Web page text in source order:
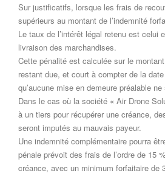
Sur justificatifs, lorsque les frais de
supérieurs au montant de l’indemnité
Le taux de l’intérêt légal retenu est celui
livraison des marchandises.
Cette pénalité est calculée sur le
restant due, et court à compter de la
qu’aucune mise en demeure préalable
Dans le cas où la société « Air Drone
à un tiers pour récupérer une créance,
seront imputés au mauvais payeur.
Une indemnité complémentaire pourra
pénale prévoit des frais de l’ordre de 15
créance, avec un minimum forfaitaire de